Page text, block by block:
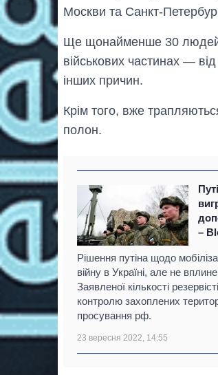
Москви та Санкт-
Ще щонайменше 30 людей
військових частинах —
інших причин.
Крім того, вже
полон.
–
Рішення путіна щодо
війну в Україні, але не вплине
Заявленої кількості
контролю захоплених
просування рф.
23 вересня 2022, 14:55